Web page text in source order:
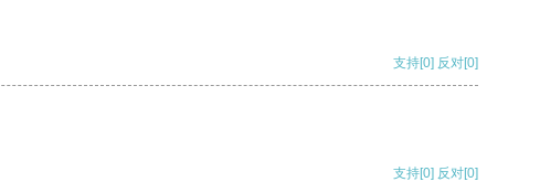
支持[0] 反对[0]
支持[0] 反对[0]